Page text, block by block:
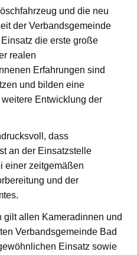
und die neu
der Verbandsgemeinde
die erste große
realen
Erfahrungen sind
und bilden eine
Entwicklung der
dass
an der Einsatzstelle
einer zeitgemäßen
und der
allen Kameradinnen und
Verbandsgemeinde Bad
Einsatz sowie